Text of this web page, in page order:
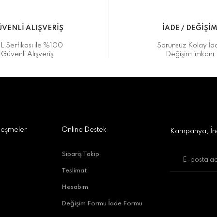
Antalya
ALIŞVERİŞ
Serfikası ile %100
Güvenli Alışveriş
İADE / DEĞİŞİM
Sorunsuz Kolay
Değişim imkanı
Online Destek
Sipariş Takip
Teslimat
Hesabım
Değişim Formu İade Formu
Kampanya,